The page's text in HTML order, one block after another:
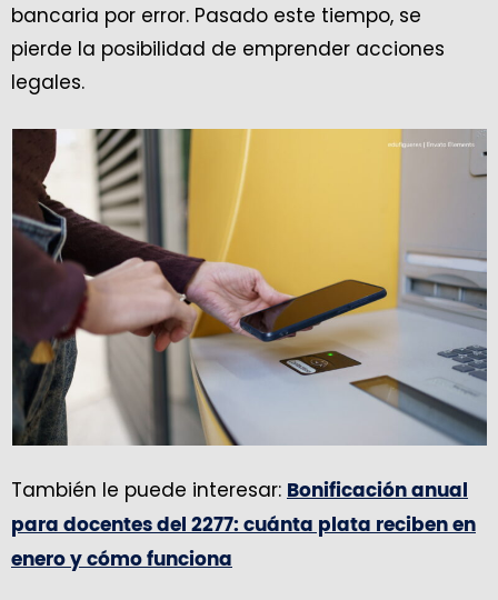
bancaria por error. Pasado este tiempo, se
pierde la posibilidad de emprender acciones
legales.
También le puede interesar: Bonificación anual
para docentes del 2277: cuánta plata reciben en
enero y cómo funciona